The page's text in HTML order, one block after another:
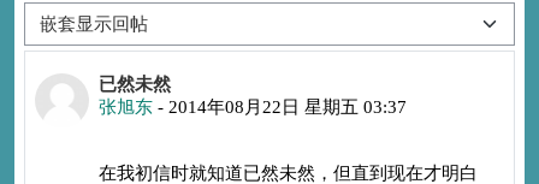
显示模式
已然未然
张旭东 - 2014年08月22日 星期五 03:37
回帖数：0
在我初信时就知道已然未然，但直到现在才明白